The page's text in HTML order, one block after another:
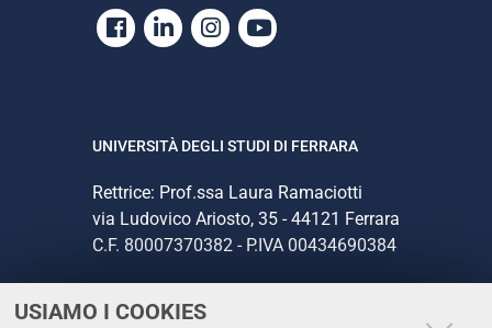
USIAMO I COOKIES
Facebook
LinkedinInstagram
Youtube
UNIVERSITÀ DEGLI STUDI DI FERRARA
Rettrice: Prof.ssa Laura Ramaciotti
via Ludovico Ariosto, 35 - 44121 Ferrara
C.F. 80007370382 - P.IVA 00434690384
CONTATTI